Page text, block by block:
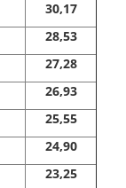
30,17
28,53
27,28
26,93
25,55
24,90
23,25